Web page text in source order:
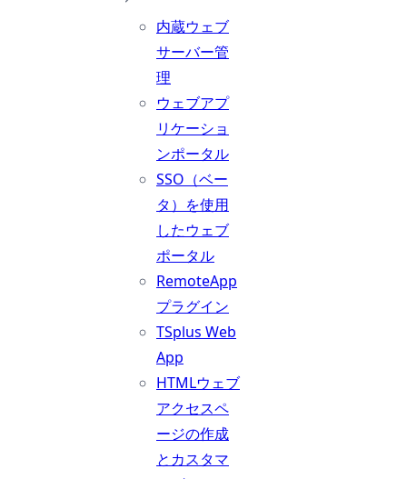
内蔵ウェブ
サーバー管
理
ウェブアプ
リケーショ
ンポータル
SSO（ベー
タ）を使用
したウェブ
ポータル
RemoteApp
プラグイン
TSplus Web
App
HTMLウェブ
アクセスペ
ージの作成
とカスタマ